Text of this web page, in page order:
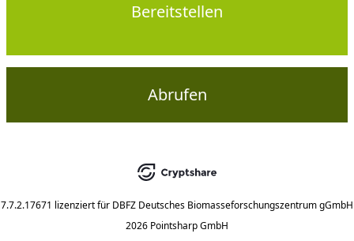
Bereitstellen
Abrufen
7.7.2.17671 lizenziert für DBFZ Deutsches Biomasseforschungszentrum gGmbH
2026 Pointsharp GmbH